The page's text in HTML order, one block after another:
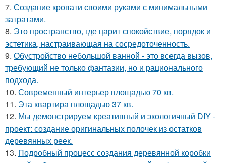
7. Создание кровати своими руками с минимальными
затратами.
8. Это пространство, где царит спокойствие, порядок и
эстетика, настраивающая на сосредоточенность.
9. Обустройство небольшой ванной - это всегда вызов,
требующий не только фантазии, но и рационального
подхода.
10. Современный интерьер площадью 70 кв.
11. Эта квартира площадью 37 кв.
12. Мы демонстрируем креативный и экологичный DIY -
проект: создание оригинальных полочек из остатков
деревянных реек.
13. Подробный процесс создания деревянной коробки